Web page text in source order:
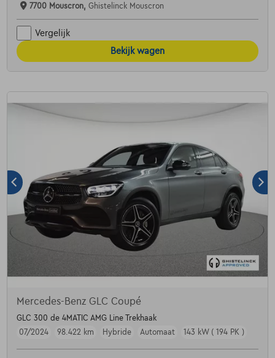
7700 Mouscron, Ghistelinck Mouscron
Vergelijk
Bekijk wagen
Mercedes-Benz GLC Coupé
GLC 300 de 4MATIC AMG Line Trekhaak
07/2024
98.422 km Hybride Automaat 143 kW ( 194 PK )